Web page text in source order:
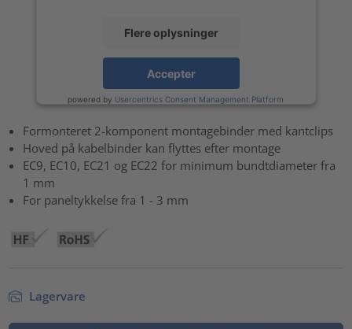
Flere oplysninger
Accepter
powered by Usercentrics Consent Management Platform
Formonteret 2-komponent montagebinder med kantclips
Hoved på kabelbinder kan flyttes efter montage
EC9, EC10, EC21 og EC22 for minimum bundtdiameter fra
1 mm
For paneltykkelse fra 1 - 3 mm
Lagervare